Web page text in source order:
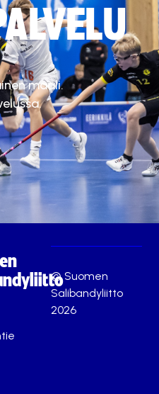
maali.
© Suomen
Salibandyliitto
2026